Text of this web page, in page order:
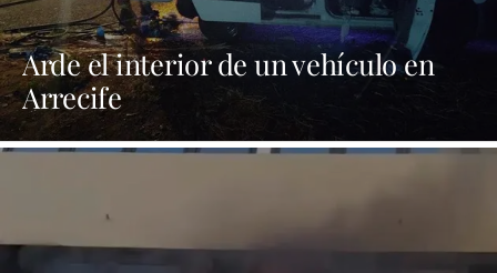
Arde el interior de un vehículo en
Arrecife